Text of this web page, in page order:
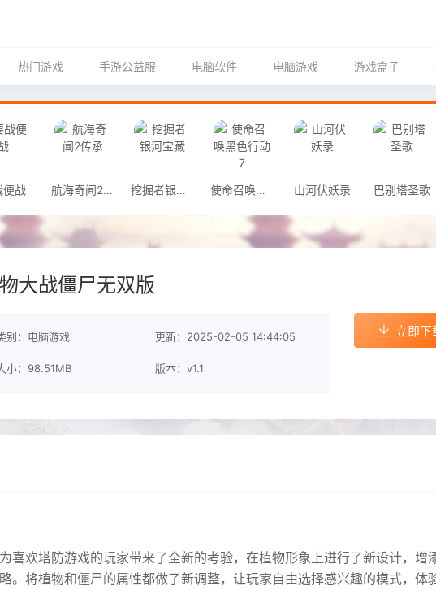
热门游戏 手游公益服 电脑软件 电脑游戏 游戏盒子
便战 航海奇闻2传承 挖掘者银河宝藏 使命召唤黑色行动7 山河伏妖录 巴别塔圣歌
大战僵尸无双版
别：电脑游戏 更新：2025-02-05 14:44:05
小：98.51MB 版本：v1.1
立即下
为喜欢塔防游戏的玩家带来了全新的考验，在植物形象上进行了新设计，增
。将植物和僵尸的属性都做了新调整，让玩家自由选择感兴趣的模式，体